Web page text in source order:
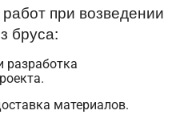
при возведении
бруса:
разработка
материалов.